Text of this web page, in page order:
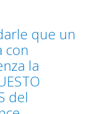
que un
con
la
del